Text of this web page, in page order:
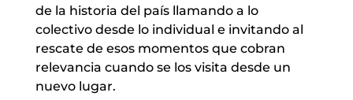
de la historia del país llamando a lo
colectivo desde lo individual e invitando al
rescate de esos momentos que cobran
relevancia cuando se los visita desde un
nuevo lugar.